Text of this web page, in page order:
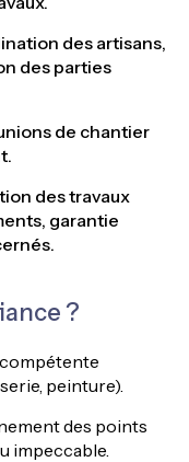
des artisans,
des parties
de chantier
des travaux
garantie
?
peinture).
des points
impeccable.